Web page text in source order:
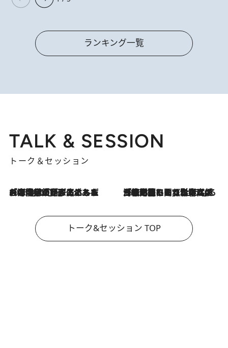
ランキング一覧
TALK & SESSION
トーク＆セッション
2026.8.3
「今後値上げがあるとすれば…」「リスクがあるのは今年の冬」エネルギー専門家が語る、ホルムズ海峡封鎖が家庭にもたらす“ある心配” 2026.8.3
「住宅建てられない…」「サーチャージ料の高値が続いている」ホルムズ海峡封鎖による影響はいつまで続く？《エネルギー専門家に聞く“どうなる日本の暮らし”》
トーク&セッション TOP